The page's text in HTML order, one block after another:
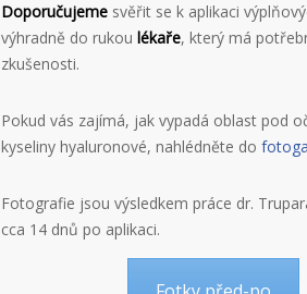
Doporučujeme svěřit se k aplikaci
výhradně do rukou lékaře, který má
zkušenosti.
Pokud vás zajímá, jak vypadá oblast pod
kyseliny hyaluronové, nahlédněte do
Fotografie jsou výsledkem práce dr.
cca 14 dnů po aplikaci.